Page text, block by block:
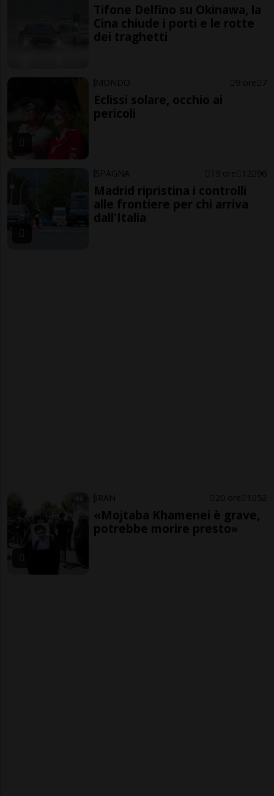
Tifone Delfino su Okinawa, la
Cina chiude i porti e le rotte
dei traghetti
MONDO 9 ore 7
Eclissi solare, occhio ai
pericoli
SPAGNA 19 ore 12 96
Madrid ripristina i controlli
alle frontiere per chi arriva
dall'Italia
IRAN 20 ore 1 52
«Mojtaba Khamenei è grave,
potrebbe morire presto»